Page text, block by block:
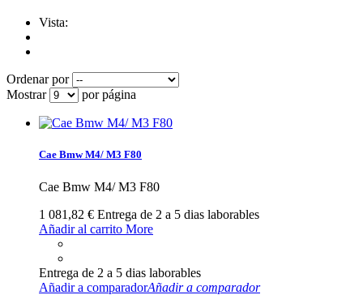
Vista:
Ordenar por
Mostrar
por página
Cae Bmw M4/ M3 F80
Cae Bmw M4/ M3 F80
1 081,82 € Entrega de 2 a 5 dias laborables
Añadir al carrito More
Entrega de 2 a 5 dias laborables
Añadir a comparadorAñadir a comparador